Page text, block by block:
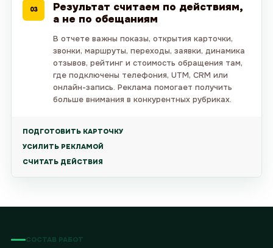
03
Результат считаем по действиям,
а не по обещаниям
В отчете важны показы, открытия карточки,
звонки, маршруты, переходы, заявки, динамика
отзывов, рейтинг и стоимость обращения там,
где подключены телефония, UTM, CRM или
онлайн-запись. Реклама помогает получить
больше внимания в конкурентных рубриках.
ПОДГОТОВИТЬ КАРТОЧКУ
УСИЛИТЬ РЕКЛАМОЙ
СЧИТАТЬ ДЕЙСТВИЯ
СОСТАВ РАБОТ